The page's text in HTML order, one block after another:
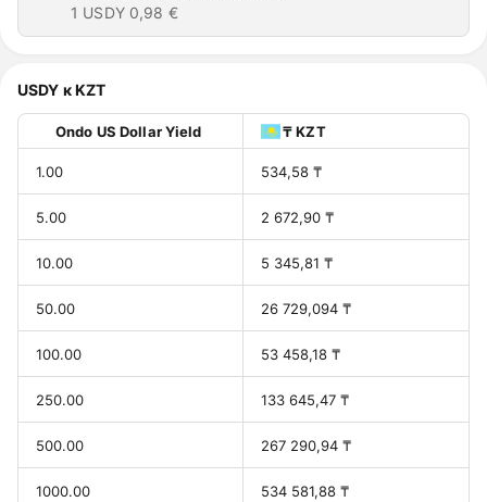
1 USDY 0,98 €
USDY к KZT
Ondo US Dollar Yield ₸ KZT
1.00 534,58 ₸
5.00 2 672,90 ₸
10.00 5 345,81 ₸
50.00 26 729,094 ₸
100.00 53 458,18 ₸
250.00 133 645,47 ₸
500.00 267 290,94 ₸
1000.00 534 581,88 ₸